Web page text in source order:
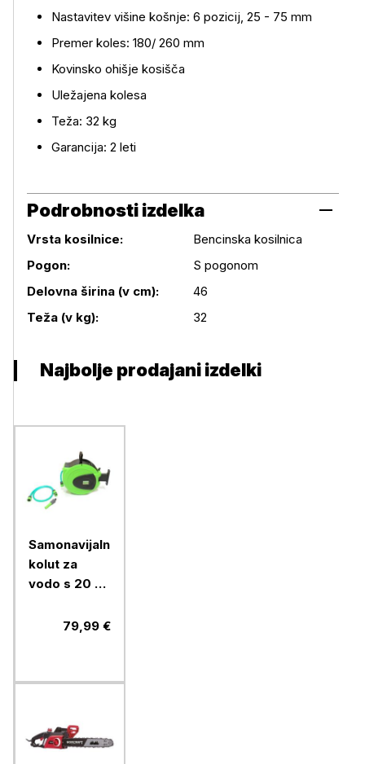
Nastavitev višine košnje: 6 pozicij, 25 - 75 mm
Premer koles: 180/ 260 mm
Kovinsko ohišje kosišča
Uležajena kolesa
Teža: 32 kg
Garancija: 2 leti
Podrobnosti izdelka
Podrobnosti izdelka
Vrsta kosilnice:
Bencinska kosilnica
Pogon:
S pogonom
Delovna širina (v cm):
46
Teža (v kg):
32
Najbolje prodajani izdelki
Samonavijalni
kolut za
vodo s 20 m
priključki79,99 €